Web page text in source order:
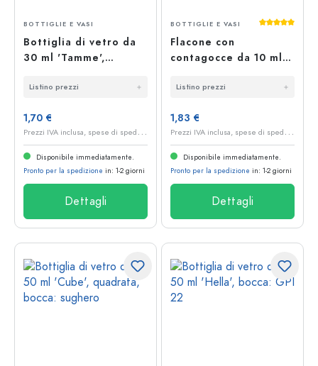
BOTTIGLIE E VASI
Bottiglia di vetro da
30 ml 'Tamme',
Listino prezzi
1,70 €
P
rezzi IVA inclusa, spese di spedizione escluse
Disponibile immediatamente.
Pronto per la spedizione in: 1-2 giorni
Dettagli
BOTTIGLIE E VASI
Flacone con
contagocce da 10 ml,
marrone-nero, bocca:
Listino prezzi
1,83 €
P
rezzi IVA inclusa, spese di spedizione escluse
Disponibile immediatamente.
Pronto per la spedizione in: 1-2 giorni
Dettagli